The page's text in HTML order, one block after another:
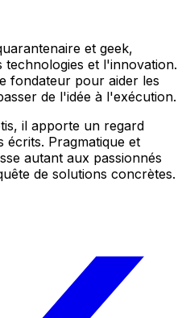
et geek,
technologies et l'innovation.
fondateur pour aider les
de l'idée à l'exécution.
il apporte un regard
écrits. Pragmatique et
autant aux passionnés
de solutions concrètes.